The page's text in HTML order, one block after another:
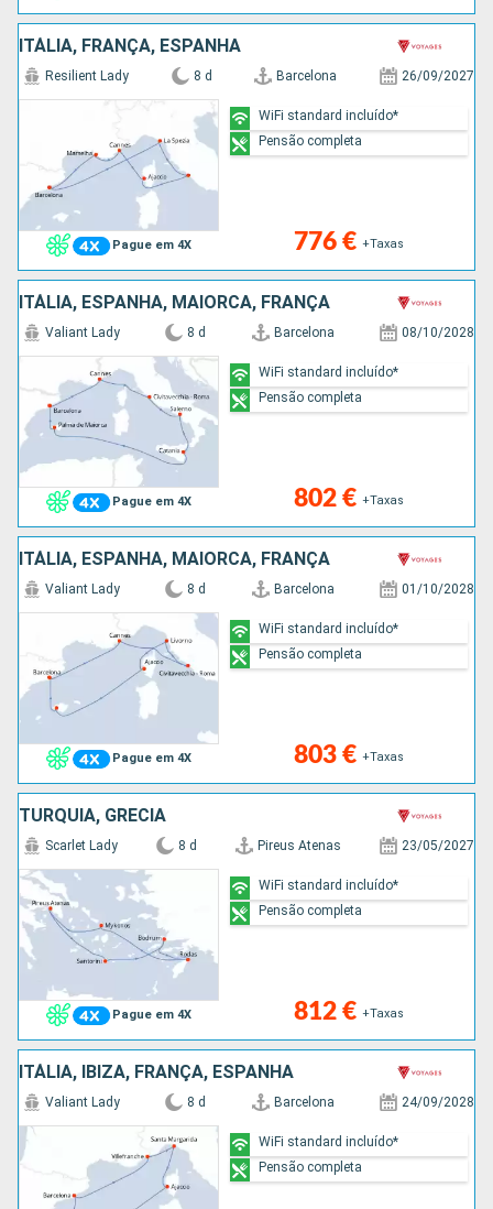
ITÁLIA, FRANÇA, ESPANHA
Pague em 4X
Resilient Lady 8 d Barcelona 26/09/2027
776 € +Taxas
WiFi standard incluído*
Pensão completa
ITÁLIA, ESPANHA, MAIORCA, FRANÇA
Pague em 4X
Valiant Lady 8 d Barcelona 08/10/2028
802 € +Taxas
WiFi standard incluído*
Pensão completa
ITÁLIA, ESPANHA, MAIORCA, FRANÇA
Pague em 4X
Valiant Lady 8 d Barcelona 01/10/2028
803 € +Taxas
WiFi standard incluído*
Pensão completa
TURQUIA, GRÉCIA
Pague em 4X
Scarlet Lady 8 d Pireus Atenas 23/05/2027
812 € +Taxas
WiFi standard incluído*
Pensão completa
ITÁLIA, IBIZA, FRANÇA, ESPANHA
Valiant Lady 8 d Barcelona 24/09/2028
WiFi standard incluído*
Pensão completa